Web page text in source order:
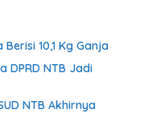
10,1 Kg Ganja
DPRD NTB Jadi
NTB Akhirnya